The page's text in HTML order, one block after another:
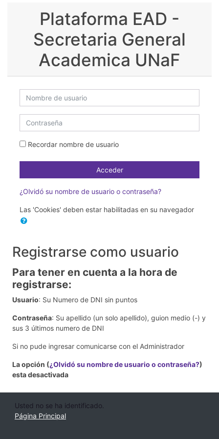
Plataforma EAD -
Secretaria General
Academica UNaF
Nombre de usuario
Contraseña
Recordar nombre de usuario
Acceder
¿Olvidó su nombre de usuario o contraseña?
Las 'Cookies' deben estar habilitadas en su navegador
Registrarse como usuario
Para tener en cuenta a la hora de
registrarse:
Usuario: Su Numero de DNI sin puntos
Contraseña: Su apellido (un solo apellido), guion medio (-) y
sus 3 últimos numero de DNI
Si no pude ingresar comunicarse con el Administrador
La opción (¿Olvidó su nombre de usuario o contraseña?)
esta desactivada
Usted no se ha identificado.
Página Principal